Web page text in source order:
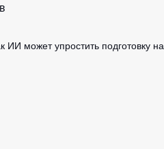
ИИ может упростить